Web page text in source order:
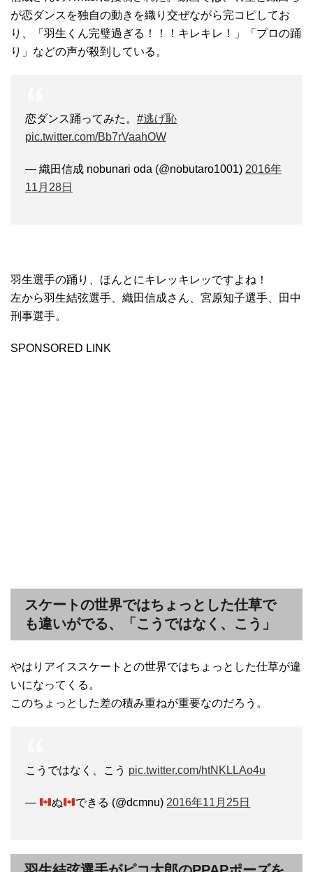
が恋ダンスを独自の動きを織り交ぜながら完コピしてお
り、「羽生くん完璧過ぎる！！！キレキレ！」「プロの踊
り」などの声が殺到している。
恋ダンス踊ってみた。 #逃げ恥
pic.twitter.com/Bb7rVaahOW
— 織田信成 nobunari oda (@nobutaro1001) 2016年
11月28日
羽生選手の踊り、ほんとにキレッキレッですよね！
左から羽生結弦選手、織田信成さん、宮原知子選手、田中
刑事選手。
SPONSORED LINK
スケートの世界ではちょっとした仕草で
も違いがでる、「こうではなく、こう」
やはりアイススケートとの世界ではちょっとした仕草が違
いになってくる。
このちょっとした差の積み重ねが重要なのだろう。
こうではなく、こう pic.twitter.com/htNKLLAo4u
— ぬ できる (@dcmnu) 2016年11月25日